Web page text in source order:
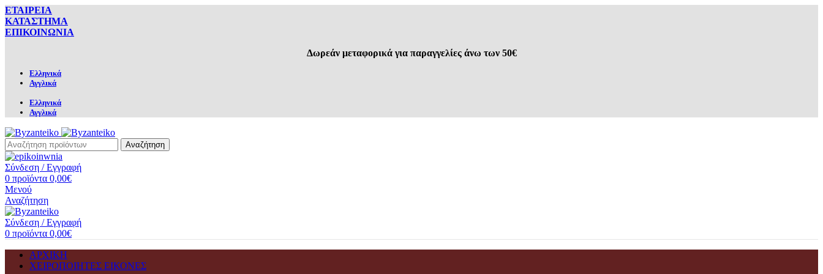
ΕΤΑΙΡΕΙΑ
ΚΑΤΑΣΤΗΜΑ
ΕΠΙΚΟΙΝΩΝΙΑ
Δωρεάν μεταφορικά για παραγγελίες άνω των 50€
Ελληνικά
Αγγλικά
Ελληνικά
Αγγλικά
Αναζήτηση
Σύνδεση / Εγγραφή
0 προϊόντα 0,00€
Μενού
Αναζήτηση
Σύνδεση / Εγγραφή
0 προϊόντα 0,00€
ΑΡΧΙΚΗ
ΧΕΙΡΟΠΟΙΗΤΕΣ ΕΙΚΟΝΕΣ